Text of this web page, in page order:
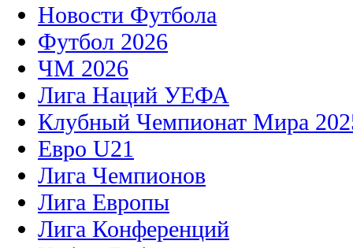
Новости Футбола
Футбол 2026
ЧМ 2026
Лига Наций УЕФА
Клубный Чемпионат Мира
Евро U21
Лига Чемпионов
Лига Европы
Лига Конференций